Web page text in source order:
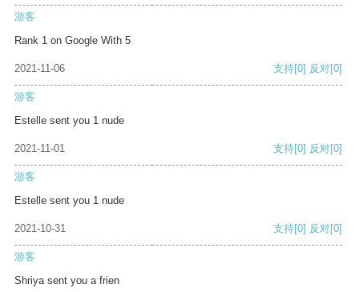
游客
Rank 1 on Google With 5
2021-11-06 支持[0] 反对[0]
游客
Estelle sent you 1 nude
2021-11-01 支持[0] 反对[0]
游客
Estelle sent you 1 nude
2021-10-31 支持[0] 反对[0]
游客
Shriya sent you a frien